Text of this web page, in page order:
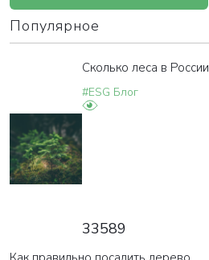
Популярное
Сколько леса в России
#ESG Блог
33589